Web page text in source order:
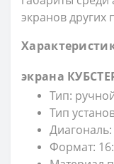
экранов других
экрана
Тип:
Тип
Формат: